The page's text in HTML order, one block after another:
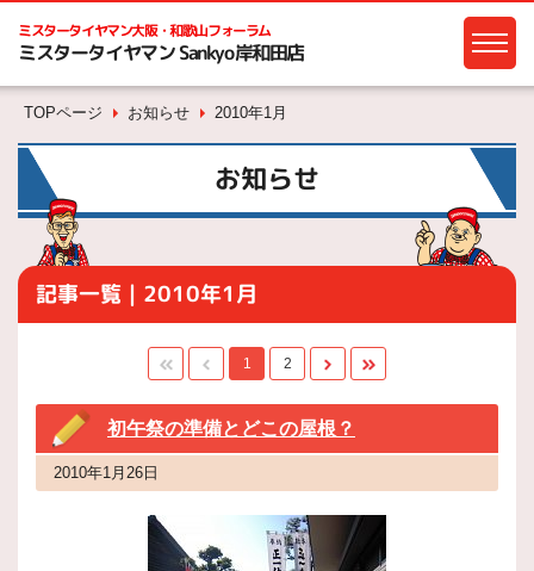
ミスタータイヤマン大阪・和歌山フォーラム
ミスタータイヤマン Sankyo岸和田店
TOPページ お知らせ 2010年1月
お知らせ
記事一覧｜2010年1月
1 2
初午祭の準備とどこの屋根？
2010年1月26日